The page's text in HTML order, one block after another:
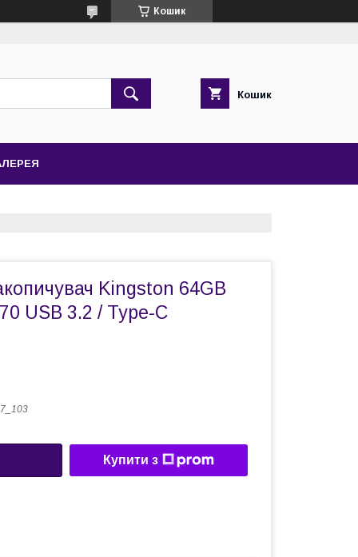
Кошик
Кошик
Kingston 64GB
USB 3.2 / Type-C
Купити з